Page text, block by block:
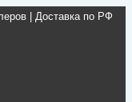
| Доставка по РФ